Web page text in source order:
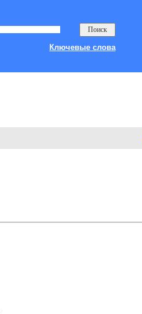
Ключевые слова